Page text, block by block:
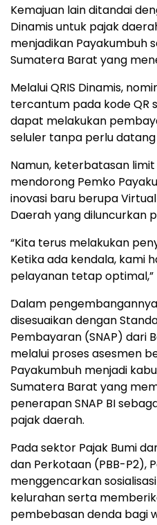
Kemajuan lain ditandai
Dinamis untuk pajak
menjadikan Payakumbuh
Sumatera Barat yang
Melalui QRIS Dinamis,
tercantum pada kode QR
dapat melakukan
seluler tanpa perlu
Namun, keterbatasan limit
mendorong Pemko
inovasi baru berupa
Daerah yang diluncurkan
“Kita terus melakukan
Ketika ada kendala, kami
pelayanan tetap optimal,”
Dalam
disesuaikan dengan
Pembayaran (SNAP) dari
melalui proses asesmen
Payakumbuh menjadi
Sumatera Barat yang
penerapan SNAP BI
pajak daerah.
Pada sektor Pajak Bumi
dan Perkotaan (PBB-P2),
menggencarkan
kelurahan serta
pembebasan denda bagi